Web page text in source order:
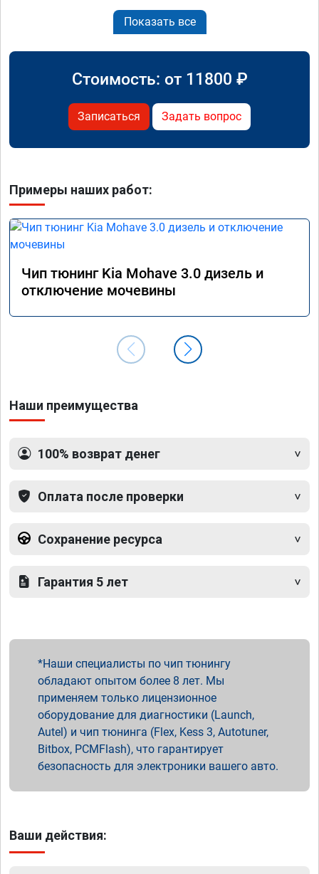
Показать все
Стоимость: от 11800 ₽
Записаться Задать вопрос
Примеры наших работ:
Чип тюнинг Kia Mohave 3.0 дизель и
отключение мочевины
Наши преимущества
100% возврат денег
Оплата после проверки
Сохранение ресурса
Гарантия 5 лет
Наши специалисты по чип тюнингу
обладают опытом более 8 лет. Мы
применяем только лицензионное
оборудование для диагностики (Launch,
Autel) и чип тюнинга (Flex, Kess 3, Autotuner,
Bitbox, PCMFlash), что гарантирует
безопасность для электроники вашего авто.
Ваши действия: